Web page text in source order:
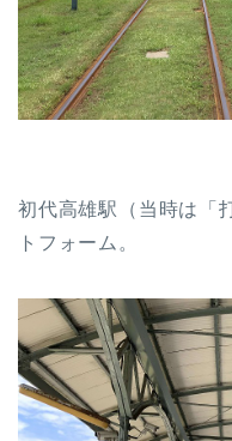
初代高雄駅（当時は「
トフォーム。